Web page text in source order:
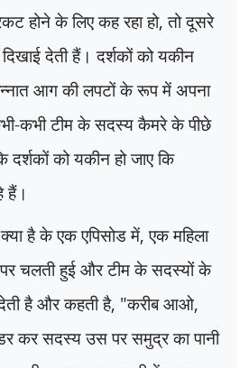
होने के लिए कह रहा हो,तो दूसरे
देती हैं। दर्शकों को यकीन
आग की लपटों के रूप में अपना
कभी टीम के सदस्य कैमरे के पीछे
को यकीन हो जाए कि
हैं।
है के एक एपिसोड में,एक महिला
पर चलती हुई और टीम के सदस्यों के
है और कहती है, "करीब आओ,
कर सदस्य उस पर समुद्र का पानी